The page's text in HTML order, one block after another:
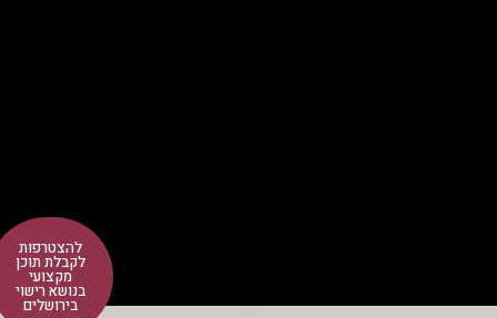
להצטרפות
לקבלת תוכן
מקצועי
בנושא רישוי
בירושלים